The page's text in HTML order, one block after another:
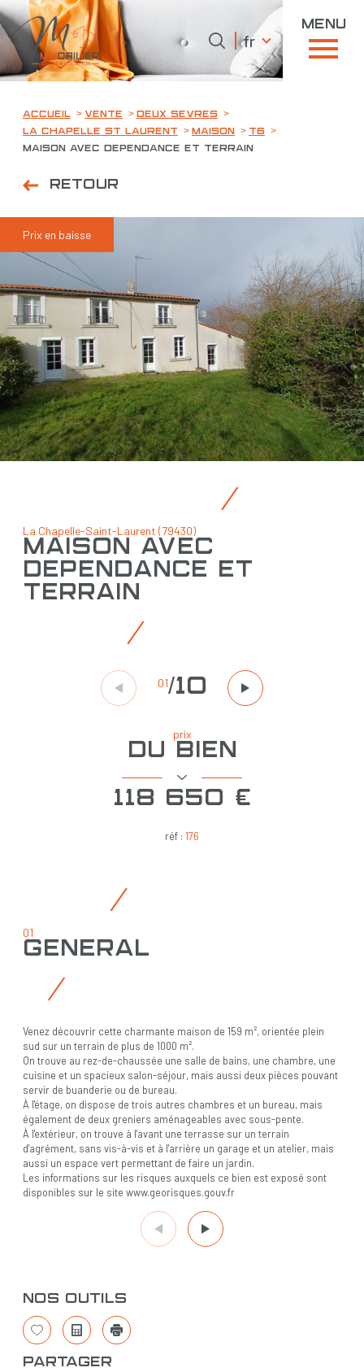
menu
Langue
fr
Accueil
0 Langue
fr
Accueil Vente
Deux sevres
La chapelle st laurent
Maison
T6
Maison avec dependance et terrain
Retour
Prix en baisse
La Chapelle-Saint-Laurent (79430)
maison avec
dépendance et
terrain
01/10
prix
du bien
118 650 €
réf : 176
01
général
Venez découvrir cette charmante maison de 159 m², orientée plein
sud sur un terrain de plus de 1000 m².
On trouve au rez-de-chaussée une salle de bains, une chambre, une
cuisine et un spacieux salon-séjour, mais aussi deux pièces pouvant
servir de buanderie ou de bureau.
À l'étage, on dispose de trois autres chambres et un bureau, mais
également de deux greniers aménageables avec sous-pente.
À l'extérieur, on trouve à l'avant une terrasse sur un terrain
d'agrément, sans vis-à-vis et à l'arrière un garage et un atelier, mais
aussi un espace vert permettant de faire un jardin.
Les informations sur les risques auxquels ce bien est exposé sont
disponibles sur le site www.georisques.gouv.fr
Nos outils
SélectionnerCalculatriceImprimer
Partager